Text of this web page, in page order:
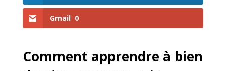
Gmail 0
Comment apprendre à bien